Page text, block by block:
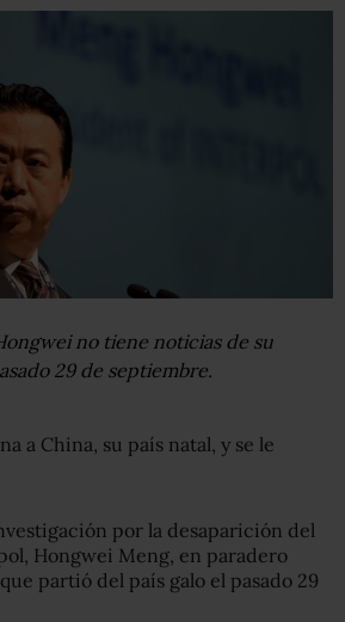
no tiene noticias de su
29 de septiembre.
a China, su país natal, y se le
por la desaparición del
Hongwei Meng, en paradero
partió del país galo el pasado 29